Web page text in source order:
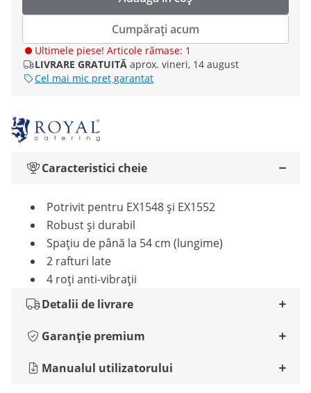
Cumpărați acum
Ultimele piese! Articole rămase: 1
LIVRARE GRATUITĂ aprox. vineri, 14 august
Cel mai mic preț garantat
Caracteristici cheie
Potrivit pentru EX1548 și EX1552
Robust și durabil
Spațiu de până la 54 cm (lungime)
2 rafturi late
4 roți anti-vibrații
Detalii de livrare
Garanție premium
Manualul utilizatorului